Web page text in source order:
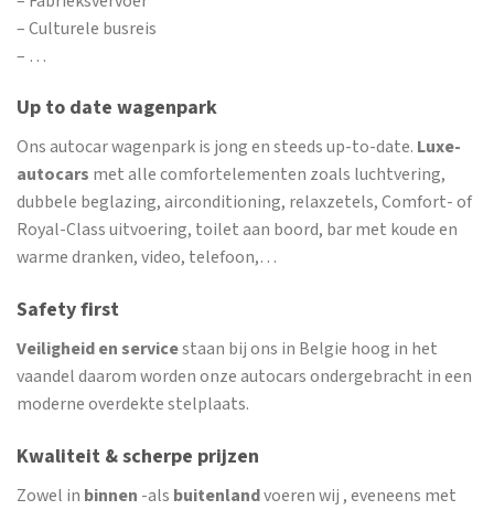
– Culturele busreis
– …
Up to date wagenpark
Ons autocar wagenpark is jong en steeds up-to-date. Luxe-
autocars met alle comfortelementen zoals luchtvering,
dubbele beglazing, airconditioning, relaxzetels, Comfort- of
Royal-Class uitvoering, toilet aan boord, bar met koude en
warme dranken, video, telefoon,…
Safety first
Veiligheid en servicestaan bij ons in Belgie hoog in het
vaandel daarom worden onze autocars ondergebracht in een
moderne overdekte stelplaats.
Kwaliteit & scherpe prijzen
Zowel in binnen -als buitenlandvoeren wij , eveneens met